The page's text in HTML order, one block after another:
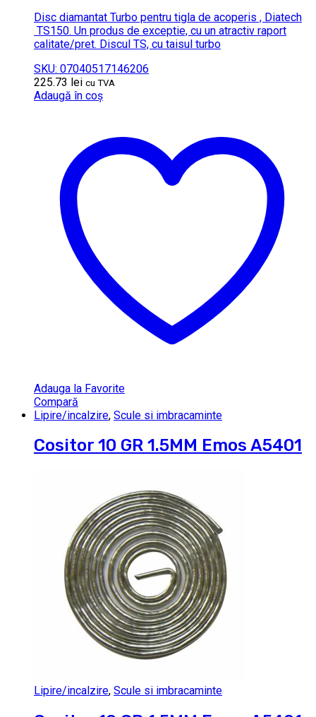
Disc diamantat Turbo pentru tigla de acoperis , Diatech
TS150. Un produs de exceptie, cu un atractiv raport
calitate/pret. Discul TS, cu taisul turbo
SKU: 07040517146206
225.73 lei cu TVA
Adaugă în coș
Adauga la Favorite
Compară
Lipire/incalzire, Scule si imbracaminte
Cositor 10 GR 1.5MM Emos A5401
Lipire/incalzire, Scule si imbracaminte